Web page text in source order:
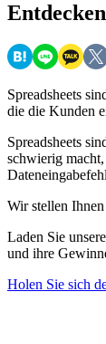
Spreadsheets
die die Kunden
Spreadsheets
schwierig
Wir stellen
Laden Sie
und ihre
Holen Sie sich